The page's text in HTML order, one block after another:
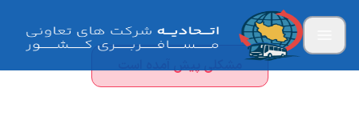
مشکلی پیش آمده است